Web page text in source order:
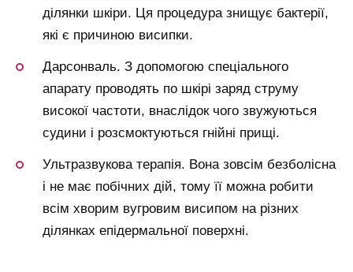
ділянки шкіри. Ця процедура знищує бактерії,
які є причиною висипки.
Дарсонваль. З допомогою спеціального
апарату проводять по шкірі заряд струму
високої частоти, внаслідок чого звужуються
судини і розсмоктуються гнійні прищі.
Ультразвукова терапія. Вона зовсім безболісна
і не має побічних дій, тому її можна робити
всім хворим вугровим висипом на різних
ділянках епідермальної поверхні.